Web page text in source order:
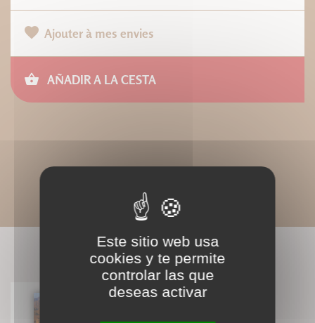
Ajouter à mes envies
AÑADIR A LA CESTA
LIVRES ASSOCIÉS
Este sitio web usa
cookies y te permite
controlar las que
deseas activar